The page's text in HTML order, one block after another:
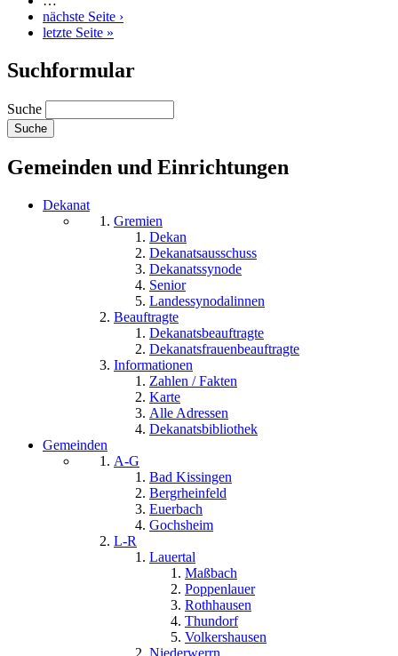
nächste Seite ›
letzte Seite »
Suchformular
Suche
Gemeinden und Einrichtungen
Dekanat
Gremien
Dekan
Dekanatsausschuss
Dekanatssynode
Senior
Landessynodalinnen
Beauftragte
Dekanatsbeauftragte
Dekanatsfrauenbeauftragte
Informationen
Zahlen / Fakten
Karte
Alle Adressen
Dekanatsbibliothek
Gemeinden
A-G
Bad Kissingen
Bergrheinfeld
Euerbach
Gochsheim
L-R
Lauertal
Maßbach
Poppenlauer
Rothhausen
Thundorf
Volkershausen
Niederwerrn